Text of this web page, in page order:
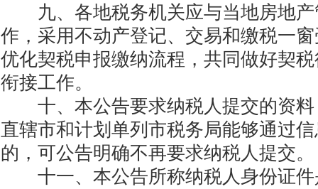
九、各地税务机关应与当地房地产
作，采用不动产登记、交易和缴税一
优化契税申报缴纳流程，共同做好契
衔接工作。
十、本公告要求纳税人提交的资料
直辖市和计划单列市税务局能够通过
的，可公告明确不再要求纳税人提交。
十一、本公告所称纳税人身份证件